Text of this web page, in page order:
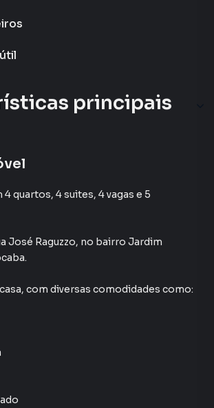
útil
principais
4 quartos, 4 suites, 4 vagas e 5
José Raguzzo, no bairro Jardim
.
, com diversas comodidades como: